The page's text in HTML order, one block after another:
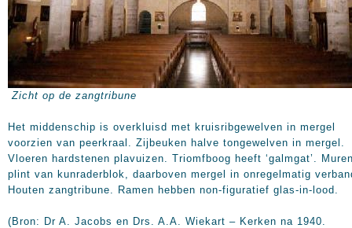
Zicht op de zangtribune
Het middenschip is overkluisd met kruisribgewelven in mergel
voorzien van peerkraal. Zijbeuken halve tongewelven in mergel.
Vloeren hardstenen plavuizen. Triomfboog heeft ‘galmgat’.
plint van kunraderblok, daarboven mergel in onregelmatig
Houten zangtribune. Ramen hebben non-figuratief glas-in-lood.
(Bron: Dr A. Jacobs en Drs. A.A. Wiekart – Kerken na 1940.